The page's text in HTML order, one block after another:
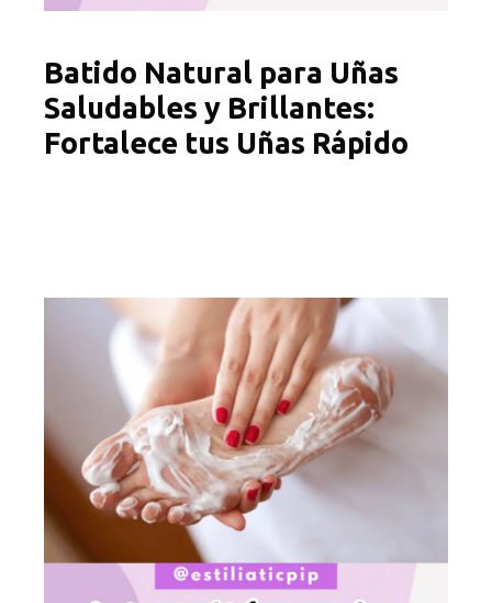
Batido Natural para Uñas
Saludables y Brillantes:
Fortalece tus Uñas Rápido